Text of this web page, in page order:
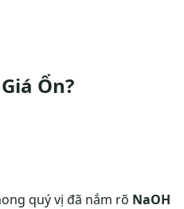
Ổn?
quý vị đã nắm rõ NaOH